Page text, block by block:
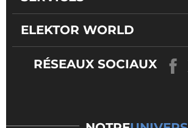
ELEKTOR WORLD
RÉSEAUX SOCIAUX